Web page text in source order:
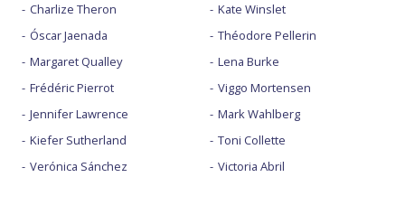
Charlize Theron
Óscar Jaenada
Margaret Qualley
Frédéric Pierrot
Jennifer Lawrence
Kiefer Sutherland
Verónica Sánchez
Kate Winslet
Théodore Pellerin
Lena Burke
Viggo Mortensen
Mark Wahlberg
Toni Collette
Victoria Abril